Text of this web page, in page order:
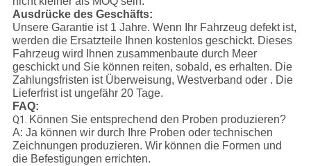
Ausdrücke des Geschäfts:
Unsere Garantie ist 1 Jahre. Wenn Ihr Fahrzeug defekt ist,
werden die Ersatzteile Ihnen kostenlos geschickt. Dieses
Fahrzeug wird Ihnen zusammenbaute durch Meer
geschickt und Sie können reiten, sobald, es erhalten. Die
Zahlungsfristen ist Überweisung, Westverband oder . Die
Lieferfrist ist ungefähr 20 Tage.
FAQ:
Q1. Können Sie entsprechend den Proben produzieren?
A: Ja können wir durch Ihre Proben oder technischen
Zeichnungen produzieren. Wir können die Formen und
die Befestigungen errichten.